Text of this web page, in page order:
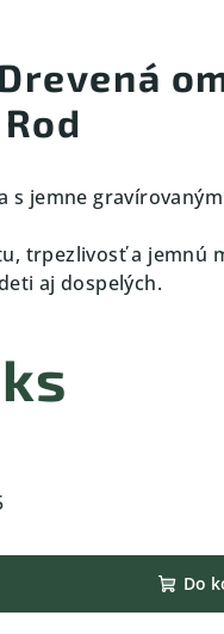
s jemne
trpezlivosť a jemnú
aj dospelých.
Do